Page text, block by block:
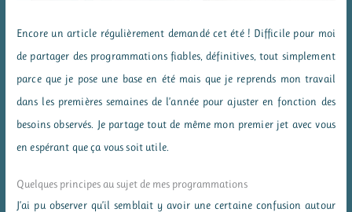
Encore un article régulièrement demandé cet été ! Difficile pour moi
de partager des programmations fiables, définitives, tout simplement
parce que je pose une base en été mais que je reprends mon travail
dans les premières semaines de l’année pour ajuster en fonction des
besoins observés. Je partage tout de même mon premier jet avec vous
en espérant que ça vous soit utile.
Quelques principes au sujet de mes programmations
J’ai pu observer qu’il semblait y avoir une certaine confusion autour